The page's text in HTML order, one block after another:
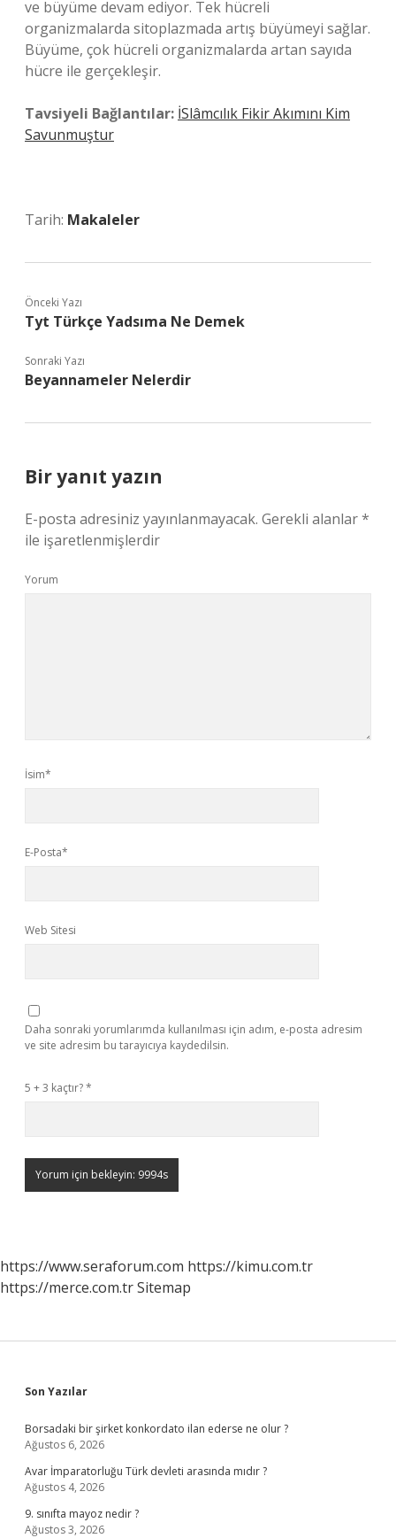
ve büyüme devam ediyor. Tek hücreli
organizmalarda sitoplazmada artış büyümeyi sağlar.
Büyüme, çok hücreli organizmalarda artan sayıda
hücre ile gerçekleşir.
Tavsiyeli Bağlantılar: İSlâmcılık Fikir Akımını Kim
Savunmuştur
Tarih: Makaleler
Önceki Yazı
Tyt Türkçe Yadsıma Ne Demek
Sonraki Yazı
Beyannameler Nelerdir
Bir yanıt yazın
E-posta adresiniz yayınlanmayacak. Gerekli alanlar*
ile işaretlenmişlerdir
Yorum
İsim*
E-Posta*
Web Sitesi
Daha sonraki yorumlarımda kullanılması için adım, e-posta adresim
ve site adresim bu tarayıcıya kaydedilsin.
5 + 3 kaçtır?*
https://www.seraforum.com https://kimu.com.tr
https://merce.com.trSitemap
Sidebar
Son Yazılar
Borsadaki bir şirket konkordato ilan ederse ne olur ?
Ağustos 6, 2026
Avar İmparatorluğu Türk devleti arasında mıdır ?
Ağustos 4, 2026
9. sınıfta mayoz nedir ?
Ağustos 3, 2026